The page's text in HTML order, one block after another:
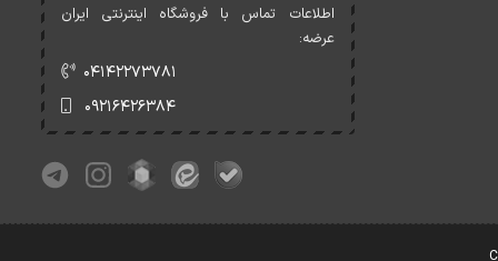
اطلاعات تماس با فروشگاه اینترنتی ایران
عرضه:
۰۴۱۴۲۲۷۳۷۸۱
۰۹۲۱۶۴۲۶۳۸۴